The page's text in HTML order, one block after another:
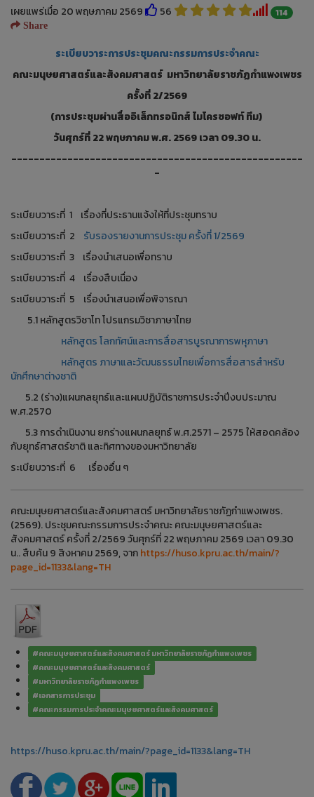
เผยแพร่เมื่อ 20 พฤษภาคม 2569 56 114
Share
ระเบียบวาระการประชุมคณะกรรมการประจำคณะ
คณะมนุษยศาสตร์และสังคมศาสตร์ มหาวิทยาลัยราชภัฏกำแพงเพชร
ครั้งที่ 2/2569
(การประชุมผ่านสื่ออิเล็กทรอนิกส์ ไมโครซอฟท์ ทีม)
วันศุกร์ที่ 22 พฤษภาคม พ.ศ. 2569 เวลา 09.30 น.
----------------------------------------------------
-
ระเบียบวาระที่ 1 เรื่องที่ประธานแจ้งให้ที่ประชุมทราบ
ระเบียบวาระที่ 2 รับรองรายงานการประชุม ครั้งที่ 1/2569
ระเบียบวาระที่ 3 เรื่องนำเสนอเพื่อทราบ
ระเบียบวาระที่ 4 เรื่องสืบเนื่อง
ระเบียบวาระที่ 5 เรื่องนำเสนอเพื่อพิจารณา
5.1 หลักสูตรวิชาโท โปรแกรมวิชาภาษาไทย
หลักสูตร โลกทัศน์และการสื่อสารบูรณาการพหุภาษา
หลักสูตร ภาษาและวัฒนธรรมไทยเพื่อการสื่อสารสำหรับ
นักศึกษาต่างชาติ
5.2 (ร่าง)แผนกลยุทธ์และแผนปฏิบัติราชการประจำปีงบประมาณ
พ.ศ.2570
5.3 การดำเนินงาน ยกร่างแผนกลยุทธ์ พ.ศ.2571 – 2575 ให้สอดคล้อง
กับยุทธ์ศาสตร์ชาติ และทิศทางของมหาวิทยาลัย
ระเบียบวาระที่ 6 เรื่องอื่น ๆ
คณะมนุษยศาสตร์และสังคมศาสตร์ มหาวิทยาลัยราชภัฏกำแพงเพชร.
(2569). ประชุมคณะกรรมการประจำคณะ คณะมนุษยศาสตร์และ
สังคมศาสตร์ ครั้งที่ 2/2569 วันศุกร์ที่ 22 พฤษภาคม 2569 เวลา 09.30
น.. สืบค้น 9 สิงหาคม 2569, จากhttps://huso.kpru.ac.th/main/?
page_id=1133&lang=TH
#คณะมนุษยศาสตร์และสังคมศาสตร์ มหาวิทยาลัยราชภัฏกำแพงเพชร
#คณะมนุษยศาสตร์และสังคมศาสตร์
#มหาวิทยาลัยราชภัฏกำแพงเพชร
#เอกสารการประชุม
#คณะกรรมการประจำคณะมนุษยศาสตร์และสังคมศาสตร์
https://huso.kpru.ac.th/main/?page_id=1133&lang=TH